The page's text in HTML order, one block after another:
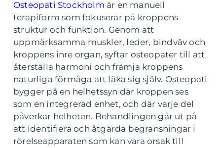
Osteopati Stockholm är en manuell
terapiform som fokuserar på kroppens
struktur och funktion. Genom att
uppmärksamma muskler, leder, bindväv och
kroppens inre organ, syftar osteopater till att
återställa harmoni och främja kroppens
naturliga förmåga att läka sig själv. Osteopati
bygger på en helhetssyn där kroppen ses
som en integrerad enhet, och där varje del
påverkar helheten. Behandlingen går ut på
att identifiera och åtgärda begränsningar i
rörelseapparaten som kan vara orsak till